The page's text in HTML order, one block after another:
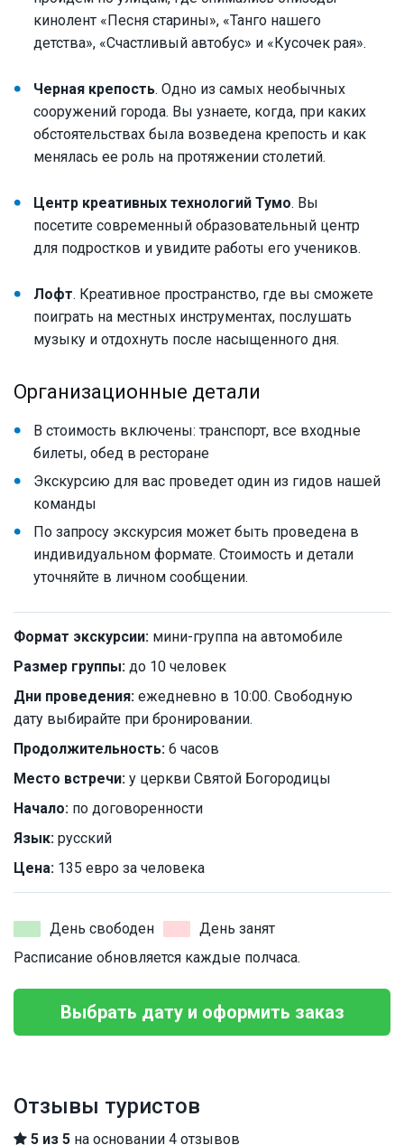
кинолент «Песня старины», «Танго нашего
детства», «Счастливый автобус» и «Кусочек рая».
Черная крепость. Одно из самых необычных
сооружений города. Вы узнаете, когда, при каких
обстоятельствах была возведена крепость и как
менялась ее роль на протяжении столетий.
Центр креативных технологий Тумо. Вы
посетите современный образовательный центр
для подростков и увидите работы его учеников.
Лофт. Креативное пространство, где вы сможете
поиграть на местных инструментах, послушать
музыку и отдохнуть после насыщенного дня.
Организационные детали
В стоимость включены: транспорт, все входные
билеты, обед в ресторане
Экскурсию для вас проведет один из гидов нашей
команды
По запросу экскурсия может быть проведена в
индивидуальном формате. Стоимость и детали
уточняйте в личном сообщении.
Формат экскурсии: мини-группа на автомобиле
Размер группы: до 10 человек
Дни проведения: ежедневно в 10:00. Свободную
дату выбирайте при бронировании.
Продолжительность: 6 часов
Место встречи: у церкви Святой Богородицы
Начало: по договоренности
Язык: русский
Цена: 135 евро за человека
День свободен
День занят
Расписание обновляется каждые полчаса.
Выбрать дату и оформить заказ
Отзывы туристов
5 из 5 на основании 4 отзывов